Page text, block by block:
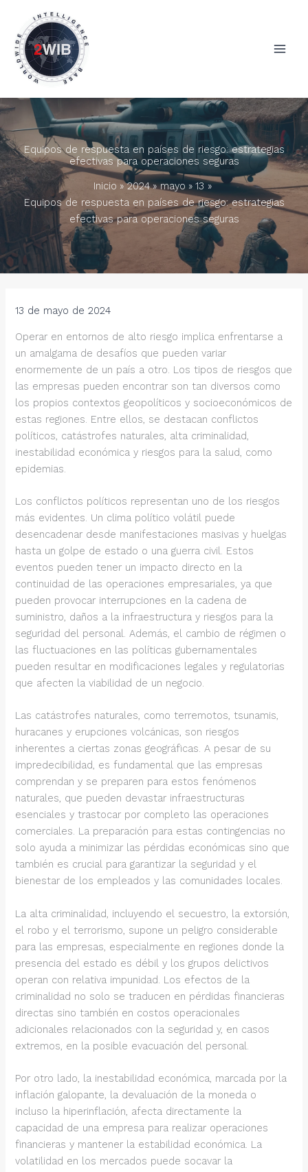
contenido
Equipos de respuesta en países de riesgo: estrategias
efectivas para operaciones seguras
Inicio
2024 mayo
13
Equipos de respuesta en países de riesgo: estrategias
efectivas para operaciones seguras
13 de mayo de 2024
Operar en entornos de alto riesgo implica enfrentarse a
un amalgama de desafíos que pueden variar
enormemente de un país a otro. Los tipos de riesgos que
las empresas pueden encontrar son tan diversos como
los propios contextos geopolíticos y socioeconómicos de
estas regiones. Entre ellos, se destacan conflictos
políticos, catástrofes naturales, alta criminalidad,
inestabilidad económica y riesgos para la salud, como
epidemias.
Los conflictos políticos representan uno de los riesgos
más evidentes. Un clima político volátil puede
desencadenar desde manifestaciones masivas y huelgas
hasta un golpe de estado o una guerra civil. Estos
eventos pueden tener un impacto directo en la
continuidad de las operaciones empresariales, ya que
pueden provocar interrupciones en la cadena de
suministro, daños a la infraestructura y riesgos para la
seguridad del personal. Además, el cambio de régimen o
las fluctuaciones en las políticas gubernamentales
pueden resultar en modificaciones legales y regulatorias
que afecten la viabilidad de un negocio.
Las catástrofes naturales, como terremotos, tsunamis,
huracanes y erupciones volcánicas, son riesgos
inherentes a ciertas zonas geográficas. A pesar de su
impredecibilidad, es fundamental que las empresas
comprendan y se preparen para estos fenómenos
naturales, que pueden devastar infraestructuras
esenciales y trastocar por completo las operaciones
comerciales. La preparación para estas contingencias no
solo ayuda a minimizar las pérdidas económicas sino que
también es crucial para garantizar la seguridad y el
bienestar de los empleados y las comunidades locales.
La alta criminalidad, incluyendo el secuestro, la extorsión,
el robo y el terrorismo, supone un peligro considerable
para las empresas, especialmente en regiones donde la
presencia del estado es débil y los grupos delictivos
operan con relativa impunidad. Los efectos de la
criminalidad no solo se traducen en pérdidas financieras
directas sino también en costos operacionales
adicionales relacionados con la seguridad y, en casos
extremos, en la posible evacuación del personal.
Por otro lado, la inestabilidad económica, marcada por la
inflación galopante, la devaluación de la moneda o
incluso la hiperinflación, afecta directamente la
capacidad de una empresa para realizar operaciones
financieras y mantener la estabilidad económica. La
volatilidad en los mercados puede socavar la